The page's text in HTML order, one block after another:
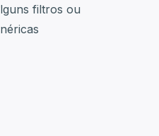
filtros ou